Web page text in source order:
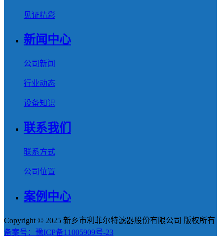
见证精彩
新闻中心
公司新闻
行业动态
设备知识
联系我们
联系方式
公司位置
案例中心
Copyright © 2025 新乡市利菲尔特滤器股份有限公司 版权所有
备案号：豫ICP备11005909号-23